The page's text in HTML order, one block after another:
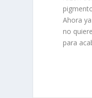
Ahora
no
para